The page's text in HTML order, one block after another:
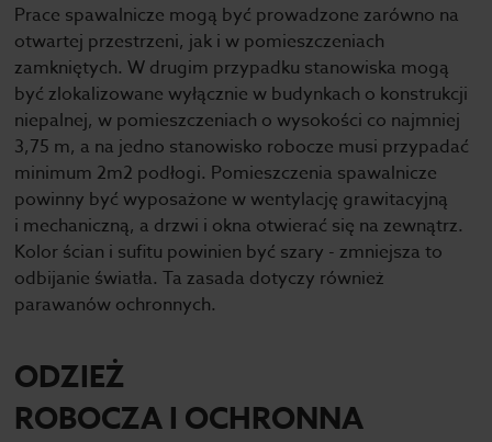
Prace spawalnicze mogą być prowadzone zarówno na
otwartej przestrzeni, jak i w pomieszczeniach
zamkniętych. W drugim przypadku stanowiska mogą
być zlokalizowane wyłącznie w budynkach o konstrukcji
niepalnej, w pomieszczeniach o wysokości co najmniej
3,75 m, a na jedno stanowisko robocze musi przypadać
minimum 2m2 podłogi. Pomieszczenia spawalnicze
powinny być wyposażone w wentylację grawitacyjną
i mechaniczną, a drzwi i okna otwierać się na zewnątrz.
Kolor ścian i sufitu powinien być szary - zmniejsza to
odbijanie światła. Ta zasada dotyczy również
parawanów ochronnych.
ODZIEŻ
ROBOCZA I OCHRONNA